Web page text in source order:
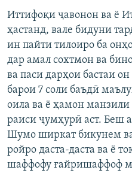
Иттифоқи ҷавонон ва ё
ҳастанд, вале бидуни
ин пайти тилоиро ба
дар амал сохтмон ва
ва паси дарҳои бастаи
барои 7 соли баъдӣ
оила ва ё ҳамон манзили
раиси ҷумҳурӣ аст. Беш
Шумо ширкат бикунем
ройро даста-даста ва ё
шаффофу ғайришаффоф